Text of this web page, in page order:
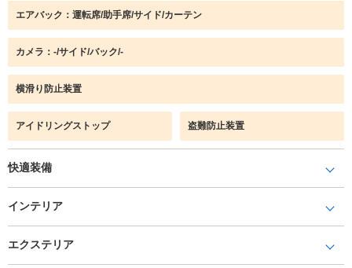
エアバック：運転席/助手席/サイド/カーテン
カメラ：-/サイド/バック/-
横滑り防止装置
アイドリングストップ 盗難防止装置
快適装備
インテリア
エクステリア